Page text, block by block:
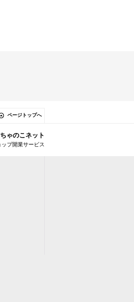
ページトップへ
ゃのこネット
プ開業サービス